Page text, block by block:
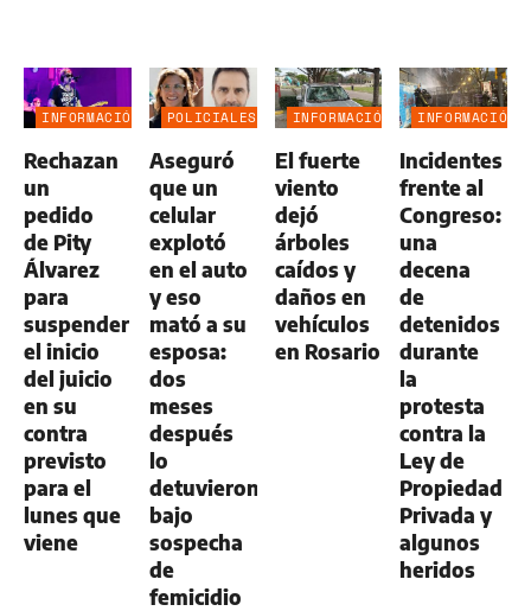
INFORMACIÓN
Rechazan
un
pedido
de Pity
Álvarez
para
suspender
el inicio
del juicio
en su
contra
previsto
para el
lunes que
viene
POLICIALES
Aseguró
que un
celular
explotó
en el auto
y eso
mató a su
esposa:
dos
meses
después
lo
detuvieron
bajo
sospecha
de
femicidio
INFORMACIÓN
El fuerte
viento
dejó
árboles
caídos y
daños en
vehículos
en Rosario
INFORMACIÓN
Incidentes
frente al
Congreso:
una
decena
de
detenidos
durante
la
protesta
contra la
Ley de
Propiedad
Privada y
algunos
heridos